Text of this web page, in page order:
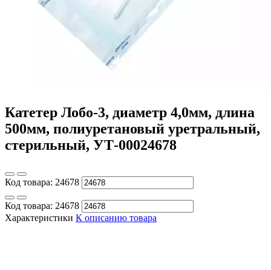
Катетер Лобо-3, диаметр 4,0мм, длина
500мм, полиуретановый уретральный,
стерильный, УТ-00024678
Код товара: 24678
Код товара: 24678
Характеристики К описанию товара